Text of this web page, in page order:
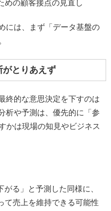
めの顧客接点の見直し
には、まず「データ基盤の
がとりあえず
終的な意思決定を下すのは
析や予測は、優先的に「参
かは現場の知見やビジネス
る」と予測した同様に、
て売上を維持できる可能性